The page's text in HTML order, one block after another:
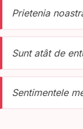
Prietenia
Sunt atât de
Sentimentele